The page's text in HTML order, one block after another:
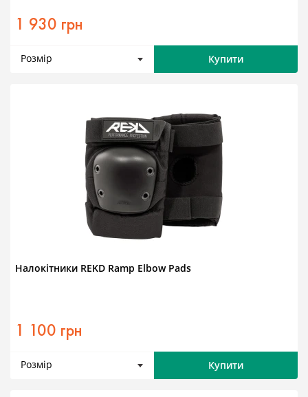
1 930 грн
Розмір Купити
Налокітники REKD Ramp Elbow Pads
1 100 грн
Розмір Купити